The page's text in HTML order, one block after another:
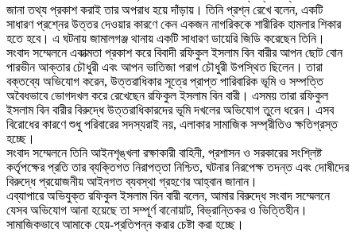
জানা তথ্য প্রকাশ করাই তার অপরাধ হয়ে দাঁড়ায়। তিনি প্রশ্ন রেখে বলেন, একটি
সাধারণ প্রশ্নের উত্তর দেওয়ার কারণে কেন একজন নাগরিককে শারীরিক হামলার শিকার
হতে হবে। এ ঘটনায় জামালগঞ্জ থানায় একটি সাধারণ ডায়েরি জিডি করেছেন তিনি।
‎সংবাদ সম্মেলনে একাত্মতা প্রকাশ করে বিবাদী রফিকুল ইসলাম বিন বারীর আপন ছোট বোন
পারভীন আক্তার চৌধুরী এবং আপন ভাতিজা পরাগ চৌধুরী উপস্থিত ছিলেন। তারা
বক্তব্যে অভিযোগ করেন, উত্তরাধিকার সূত্রে প্রাপ্ত পারিবারিক ভূমি ও সম্পত্তি
অবৈধভাবে ভোগদখল করে রেখেছেন রফিকুল ইসলাম বিন বারী। এসময় তারা রফিকুল
ইসলাম বিন বারীর বিরুদ্ধে উত্তরাধিকারদের ভূমি দখলের অভিযোগ তুলে ধরেন। এসব
বিরোধের কারণে শুধু পরিবারের সদস্যরাই নয়, এলাকার সামাজিক সম্প্রীতিও ক্ষতিগ্রস্ত
হচ্ছে।
‎সংবাদ সম্মেলনে তিনি আইনশৃঙ্খলা রক্ষাকারী বাহিনী, প্রশাসন ও সরকারের সংশ্লিষ্ট
কর্তৃপক্ষের প্রতি তার ব্যক্তিগত নিরাপত্তা নিশ্চিত, ঘটনার নিরপেক্ষ তদন্ত এবং দোষীদের
বিরুদ্ধে প্রয়োজনীয় আইনগত ব্যবস্থা গ্রহণের আহ্বান জানান।
‎এব্যাপারে অভিযুক্ত রফিকুল ইসলাম বিন বারী বলেন, আমার বিরুদ্ধে সংবাদ সম্মেলনে
যেসব অভিযোগ আনা হয়েছে তা সম্পূর্ণ বানোয়াট, বিভ্রান্তিকর ও ভিত্তিহীন।
সামাজিকভাবে আমাকে হেয়-প্রতিপন্ন করার চেষ্টা করা হচ্ছে।